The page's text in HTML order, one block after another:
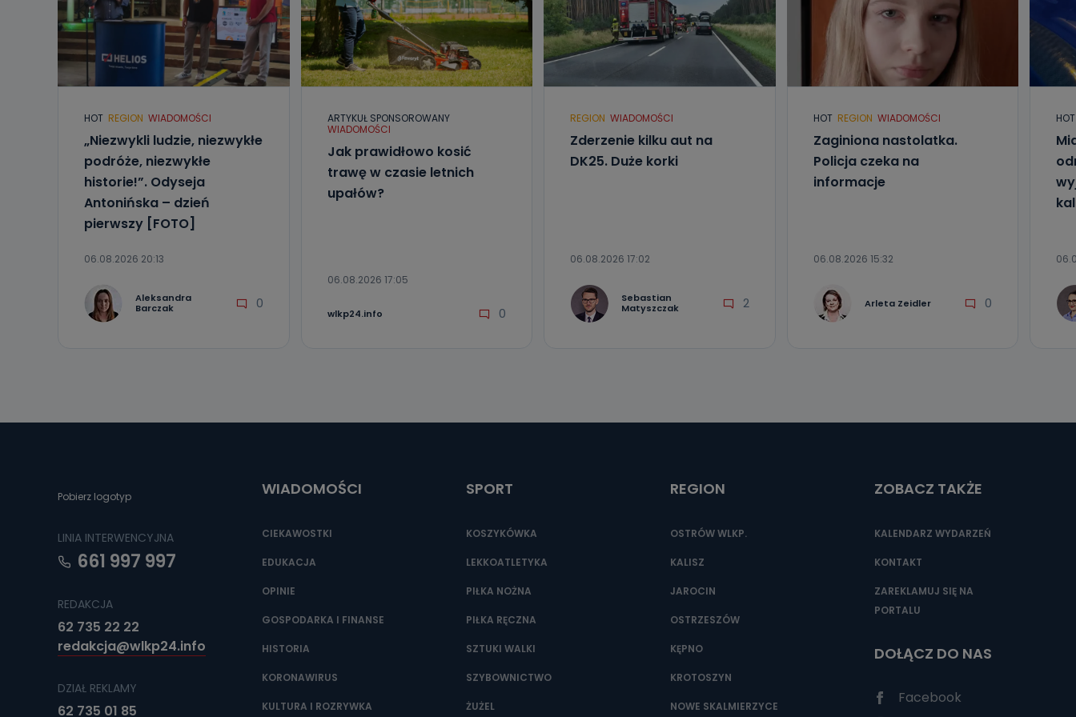
Jak skontaktować się z inspektorem danych osobowych?
Można to zrobić pod numerem telefonu 62 735-51-05 lub e-mailowo pod adresem:
poczta@tvproart.pl
HOT REGION WIADOMOŚCI
„Niezwykli ludzie, niezwykłe
podróże, niezwykłe
historie!”. Odyseja
Antonińska – dzień
pierwszy [FOTO]
06.08.2026 20:13
Aleksandra
Barczak
0
ARTYKUŁ SPONSOROWANY
WIADOMOŚCI
Jak prawidłowo kosić
trawę w czasie letnich
upałów?
06.08.2026 17:05
wlkp24.info 0
REGION WIADOMOŚCI
Zderzenie kilku aut na
DK25. Duże korki
06.08.2026 17:02
Sebastian
Matyszczak
2
HOT REGION WIADOMOŚCI
Zaginiona nastolatka.
Policja czeka na
informacje
06.08.2026 15:32
Arleta Zeidler 0
HOT
Pobierz logotyp
LINIA INTERWENCYJNA
661 997 997
REDAKCJA
62 735 22 22
redakcja@wlkp24.info
DZIAŁ REKLAMY
62 735 01 85
WIADOMOŚCI
CIEKAWOSTKI
EDUKACJA
OPINIE
GOSPODARKA I FINANSE
HISTORIA
KORONAWIRUS
KULTURA I ROZRYWKA
SPORT
KOSZYKÓWKA
LEKKOATLETYKA
PIŁKA NOŻNA
PIŁKA RĘCZNA
SZTUKI WALKI
SZYBOWNICTWO
ŻUŻEL
REGION
OSTRÓW WLKP.
KALISZ
JAROCIN
OSTRZESZÓW
KĘPNO
KROTOSZYN
NOWE SKALMIERZYCE
ZOBACZ TAKŻE
KALENDARZ WYDARZEŃ
KONTAKT
ZAREKLAMUJ SIĘ NA
PORTALU
DOŁĄCZ DO NAS
Facebook